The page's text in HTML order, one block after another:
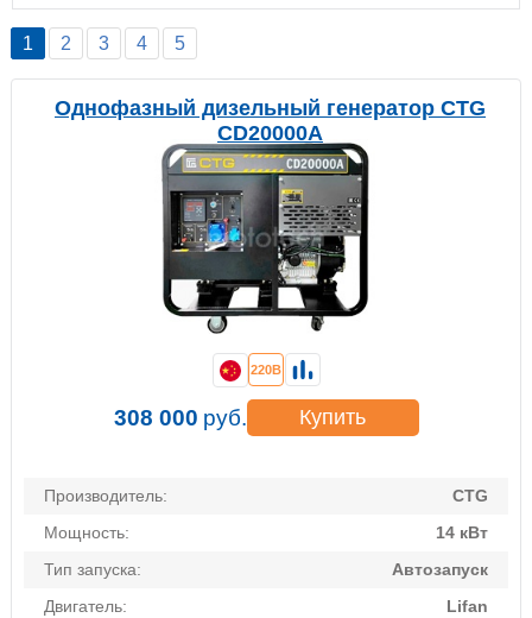
1 2 3 4 5
Однофазный дизельный генератор CTG
CD20000A
Производитель:
CTG
Мощность:
14 кВт
Тип запуска:
Автозапуск
Двигатель:
Lifan
220В
308 000 руб. Купить